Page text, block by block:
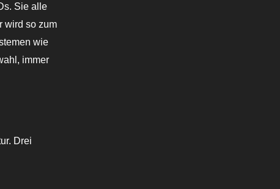
Sie alle
wird so zum
wie
immer
Drei